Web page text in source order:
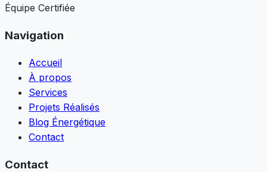
Équipe Certifiée
Navigation
Accueil
À propos
Services
Projets Réalisés
Blog Énergétique
Contact
Contact